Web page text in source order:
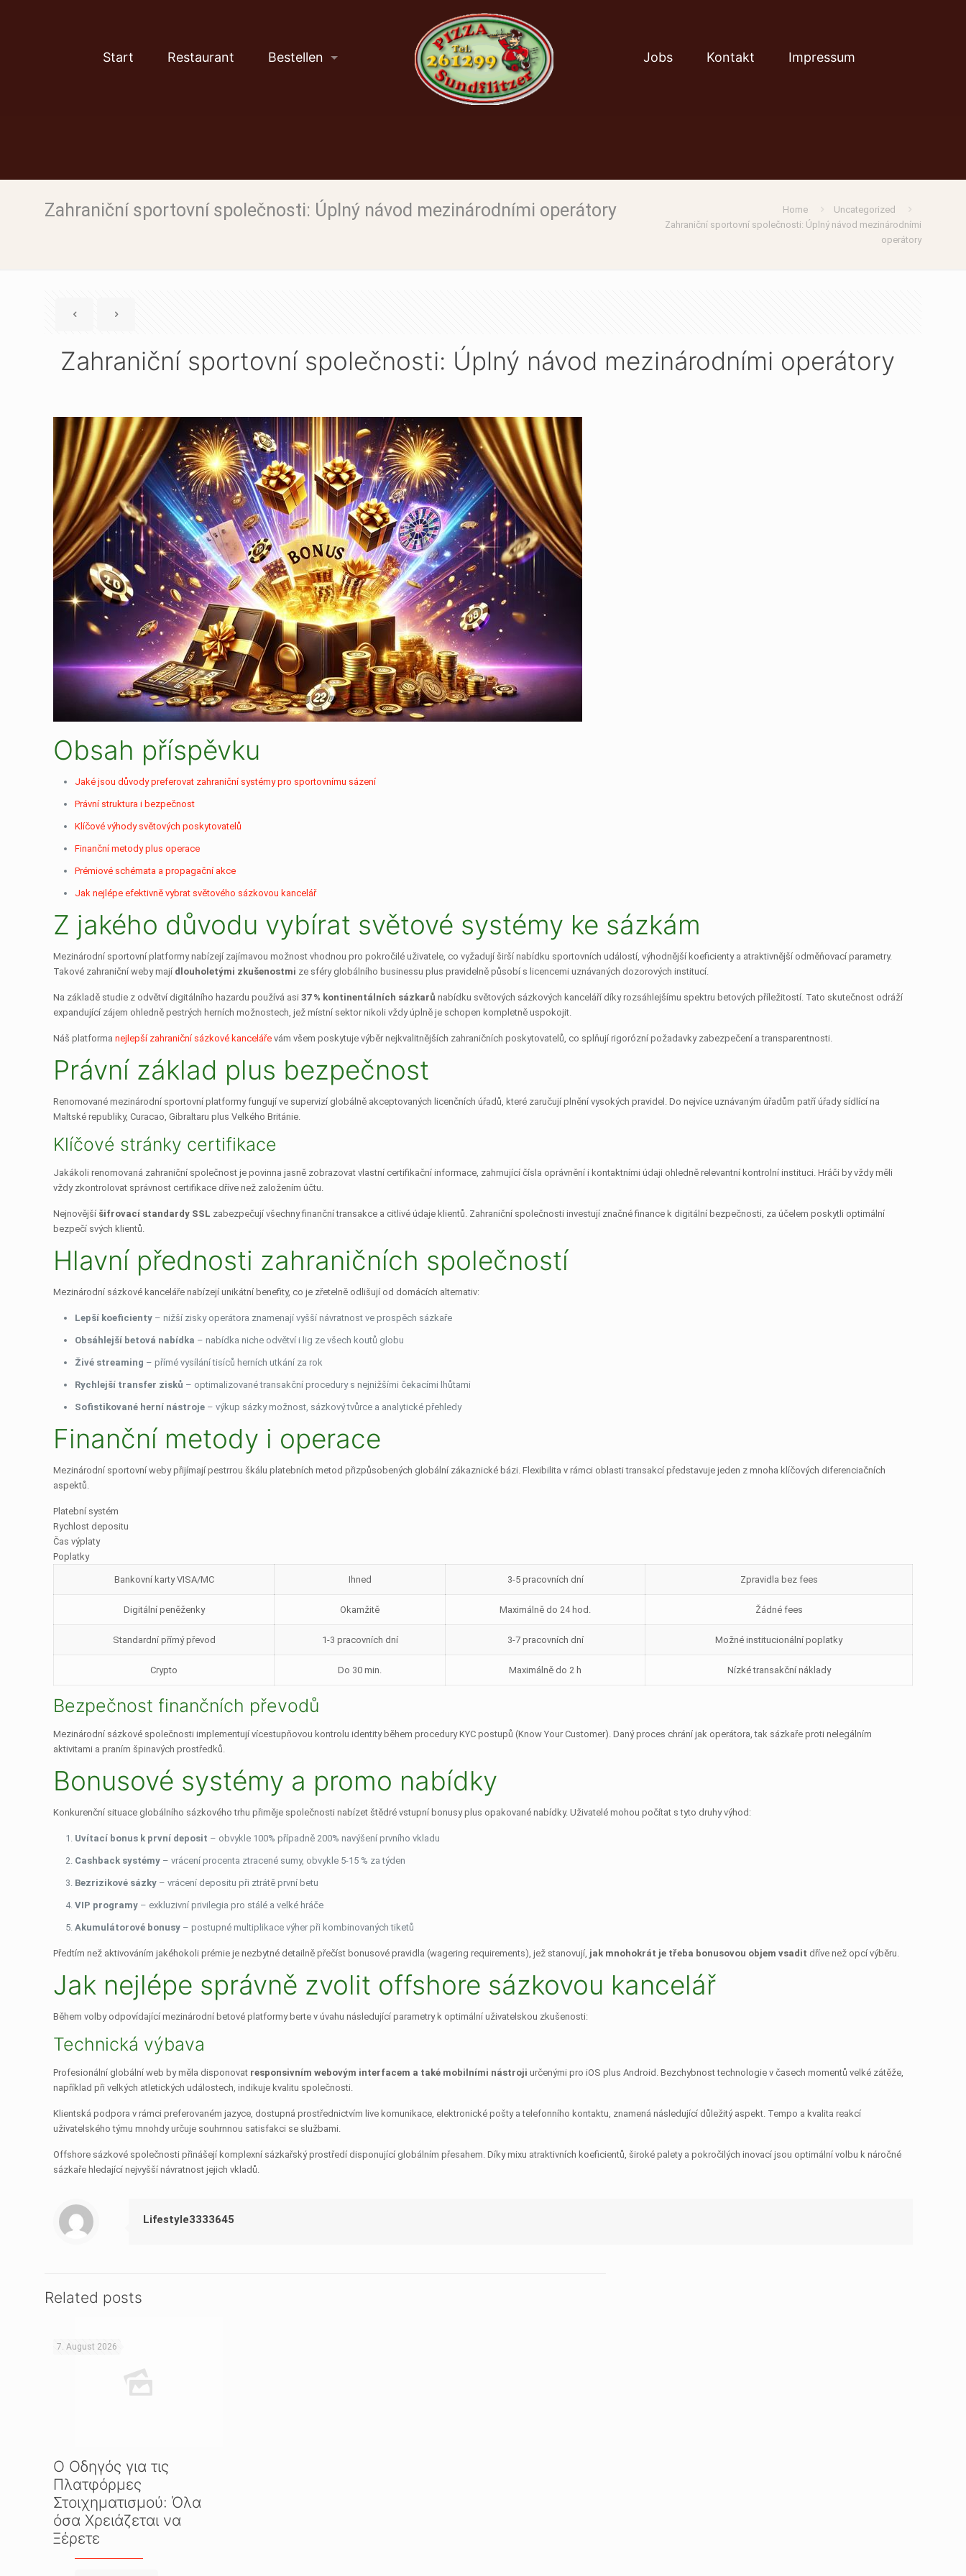
Start Restaurant Bestellen Jobs Kontakt Impressum
Zahraniční sportovní společnosti: Úplný návod mezinárodními operátory Home
Uncategorized
Zahraniční sportovní společnosti: Úplný návod mezinárodními
operátory
Zahraniční sportovní společnosti: Úplný návod mezinárodními operátory
Obsah příspěvku
Jaké jsou důvody preferovat zahraniční systémy pro sportovnímu sázení
Právní struktura i bezpečnost
Klíčové výhody světových poskytovatelů
Finanční metody plus operace
Prémiové schémata a propagační akce
Jak nejlépe efektivně vybrat světového sázkovou kancelář
Z jakého důvodu vybírat světové systémy ke sázkám
Mezinárodní sportovní platformy nabízejí zajímavou možnost vhodnou pro pokročilé uživatele, co vyžadují širší nabídku sportovních událostí, výhodnější koeficienty a atraktivnější odměňovací parametry.
Takové zahraniční weby mají dlouholetými zkušenostmi ze sféry globálního businessu plus pravidelně působí s licencemi uznávaných dozorových institucí.
Na základě studie z odvětví digitálního hazardu používá asi37 % kontinentálních sázkarů nabídku světových sázkových kanceláří díky rozsáhlejšímu spektru betových příležitostí. Tato skutečnost odráží
expandující zájem ohledně pestrých herních možnostech, jež místní sektor nikoli vždy úplně je schopen kompletně uspokojit.
Náš platformanejlepší zahraniční sázkové kanceláře vám všem poskytuje výběr nejkvalitnějších zahraničních poskytovatelů, co splňují rigorózní požadavky zabezpečení a transparentnosti.
Právní základ plus bezpečnost
Renomované mezinárodní sportovní platformy fungují ve supervizí globálně akceptovaných licenčních úřadů, které zaručují plnění vysokých pravidel. Do nejvíce uznávaným úřadům patří úřady sídlící na
Maltské republiky, Curacao, Gibraltaru plus Velkého Británie.
Klíčové stránky certifikace
Jakákoli renomovaná zahraniční společnost je povinna jasně zobrazovat vlastní certifikační informace, zahrnující čísla oprávnění i kontaktními údaji ohledně relevantní kontrolní instituci. Hráči by vždy měli
vždy zkontrolovat správnost certifikace dříve než založením účtu.
Nejnovější šifrovací standardy SSL zabezpečují všechny finanční transakce a citlivé údaje klientů. Zahraniční společnosti investují značné finance k digitální bezpečnosti, za účelem poskytli optimální
bezpečí svých klientů.
Hlavní přednosti zahraničních společností
Mezinárodní sázkové kanceláře nabízejí unikátní benefity, co je zřetelně odlišují od domácích alternativ:
Lepší koeficienty – nižší zisky operátora znamenají vyšší návratnost ve prospěch sázkaře
Obsáhlejší betová nabídka – nabídka niche odvětví i lig ze všech koutů globu
Živé streaming – přímé vysílání tisíců herních utkání za rok
Rychlejší transfer zisků – optimalizované transakční procedury s nejnižšími čekacími lhůtami
Sofistikované herní nástroje – výkup sázky možnost, sázkový tvůrce a analytické přehledy
Finanční metody i operace
Mezinárodní sportovní weby přijímají pestrrou škálu platebních metod přizpůsobených globální zákaznické bázi. Flexibilita v rámci oblasti transakcí představuje jeden z mnoha klíčových diferenciačních
aspektů.
Platební systém
Rychlost depositu
Čas výplaty
Poplatky
Bankovní karty VISA/MC Ihned 3-5 pracovních dní Zpravidla bez fees
Digitální peněženky Okamžitě Maximálně do 24 hod. Žádné fees
Standardní přímý převod 1-3 pracovních dní 3-7 pracovních dní Možné institucionální poplatky
Crypto Do 30 min. Maximálně do 2 h Nízké transakční náklady
Bezpečnost finančních převodů
Mezinárodní sázkové společnosti implementují vícestupňovou kontrolu identity během procedury KYC postupů (Know Your Customer). Daný proces chrání jak operátora, tak sázkaře proti nelegálním
aktivitami a praním špinavých prostředků.
Bonusové systémy a promo nabídky
Konkurenční situace globálního sázkového trhu přiměje společnosti nabízet štědré vstupní bonusy plus opakované nabídky. Uživatelé mohou počítat s tyto druhy výhod:
Uvítací bonus k první deposit – obvykle 100% případně 200% navýšení prvního vkladu
Cashback systémy – vrácení procenta ztracené sumy, obvykle 5-15 % za týden
Bezrizikové sázky – vrácení depositu při ztrátě první betu
VIP programy – exkluzivní privilegia pro stálé a velké hráče
Akumulátorové bonusy – postupné multiplikace výher při kombinovaných tiketů
Předtím než aktivováním jakéhokoli prémie je nezbytné detailně přečíst bonusové pravidla (wagering requirements), jež stanovují, jak mnohokrát je třeba bonusovou objem vsadit dříve než opcí výběru.
Jak nejlépe správně zvolit offshore sázkovou kancelář
Během volby odpovídající mezinárodní betové platformy berte v úvahu následující parametry k optimální uživatelskou zkušenosti:
Technická výbava
Profesionální globální web by měla disponovat responsivním webovým interfacem a také mobilními nástroji určenými pro iOS plus Android. Bezchybnost technologie v časech momentů velké zátěže,
například při velkých atletických událostech, indikuje kvalitu společnosti.
Klientská podpora v rámci preferovaném jazyce, dostupná prostřednictvím live komunikace, elektronické pošty a telefonního kontaktu, znamená následující důležitý aspekt. Tempo a kvalita reakcí
uživatelského týmu mnohdy určuje souhrnnou satisfakci se službami.
Offshore sázkové společnosti přinášejí komplexní sázkařský prostředí disponující globálním přesahem. Díky mixu atraktivních koeficientů, široké palety a pokročilých inovací jsou optimální volbu k náročné
sázkaře hledající nejvyšší návratnost jejich vkladů.
Lifestyle3333645
Related posts
7. August 2026
Ο Οδηγός για τις
Πλατφόρμες
Στοιχηματισμού: Όλα
όσα Χρειάζεται να
Ξέρετε